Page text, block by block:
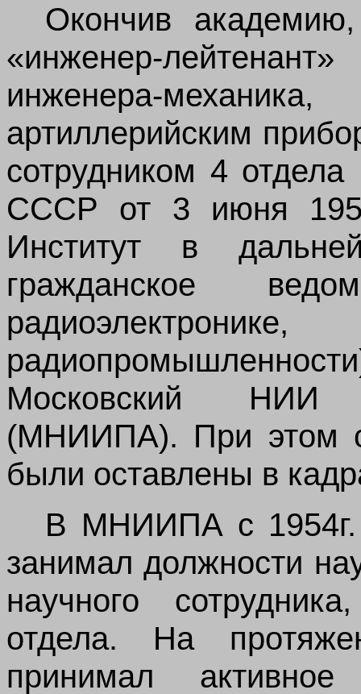
Окончив
«инженер-
инженера-
артиллерийским
сотрудником 4
СССР от 3 июня
Институт в
гражданское
Московский НИИ
(МНИИПА). При этом
были оставлены в
В МНИИПА с 1954г.
занимал должности
научного
отдела. На
принимал